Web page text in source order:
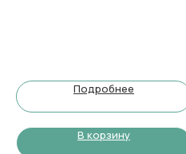
Подробнее
В корзину